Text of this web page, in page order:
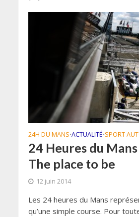
24H DU MANS•ACTUALITÉ•SPORT
24 Heures du
The place to be
12 juin 2014
Les 24 heures du Mans
qu’une simple course. Pour